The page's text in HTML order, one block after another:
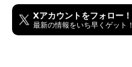
Xアカウントをフォロー！
最新の情報をいち早くゲット！